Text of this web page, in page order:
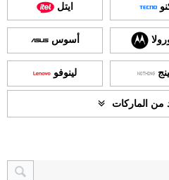
ايتل
أسوس
لينوفو
الماركات